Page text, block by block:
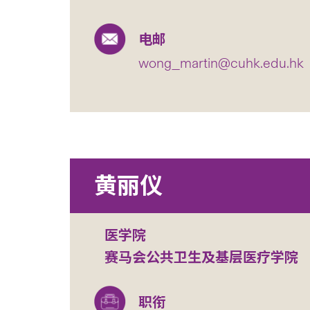
电邮
wong_martin@cuhk.edu.hk
黄丽仪
医学院
赛马会公共卫生及基层医疗学院
职衔